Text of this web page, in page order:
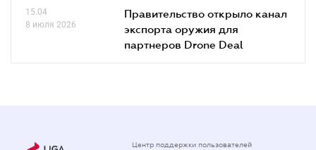
15.04
8 июля 2026
Правительство открыло канал
экспорта оружия для
партнеров Drone Deal
Центр поддержки пользователей